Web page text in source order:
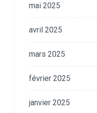
mai 2025
avril 2025
mars 2025
février 2025
janvier 2025